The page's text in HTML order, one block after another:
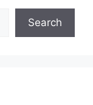
syarat-syarat
bagi
dipohon, Sila
Search